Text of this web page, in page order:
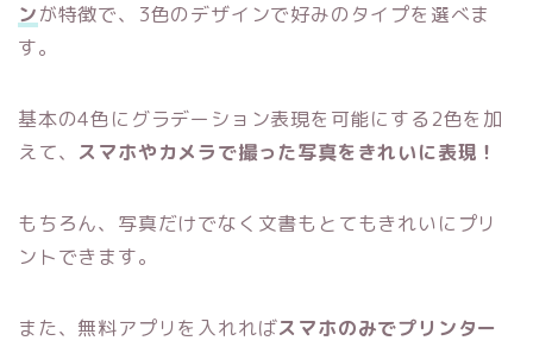
ンが特徴で、3色のデザインで好みのタイプを選べま
す。
基本の4色にグラデーション表現を可能にする2色を加
えて、 スマホやカメラで撮った写真をきれいに表現！
もちろん、写真だけでなく文書もとてもきれいにプリ
ントできます。
また、無料アプリを入れればスマホのみでプリンター